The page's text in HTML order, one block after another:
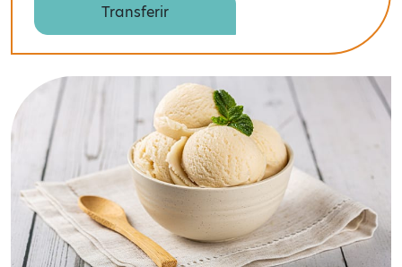
Transferir